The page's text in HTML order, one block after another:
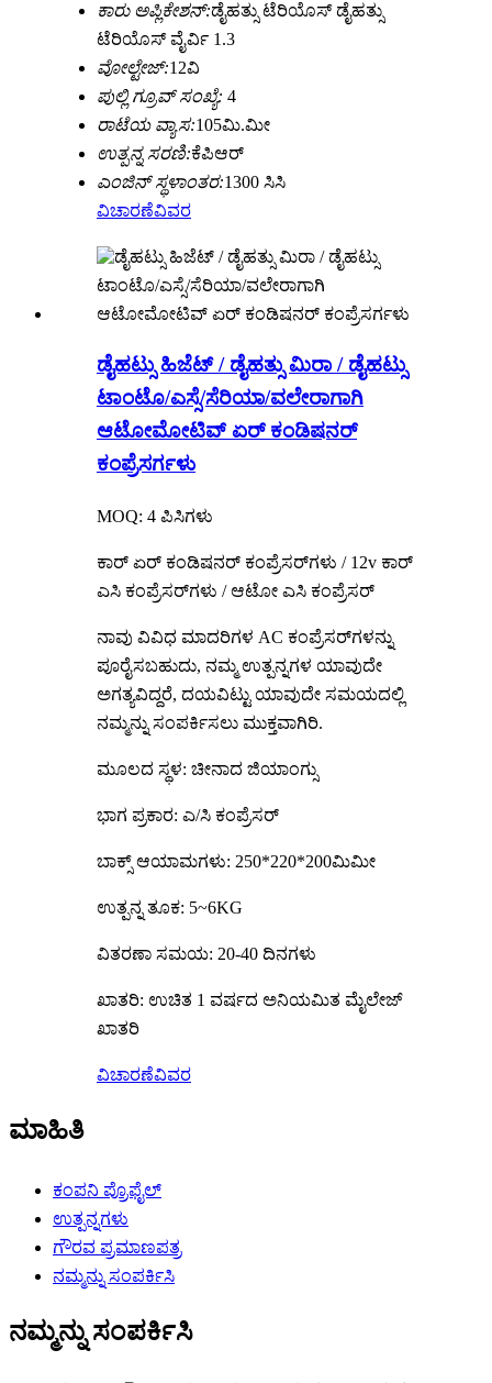
ಕಾರು ಅಪ್ಲಿಕೇಶನ್:ಡೈಹತ್ಸು ಟೆರಿಯೊಸ್ ಡೈಹತ್ಸು
ಟೆರಿಯೊಸ್ ವೈರ್ವಿ 1.3
ವೋಲ್ಟೇಜ್:12ವಿ
ಪುಲ್ಲಿ ಗ್ರೂವ್ ಸಂಖ್ಯೆ: 4
ರಾಟೆಯ ವ್ಯಾಸ:105ಮಿ.ಮೀ
ಉತ್ಪನ್ನ ಸರಣಿ:ಕೆಪಿಆರ್
ಎಂಜಿನ್ ಸ್ಥಳಾಂತರ:1300 ಸಿಸಿ
ವಿಚಾರಣೆವಿವರ
ಡೈಹಟ್ಸು ಹಿಜೆಟ್ / ಡೈಹತ್ಸು ಮಿರಾ / ಡೈಹಟ್ಸು
ಟಾಂಟೊ/ಎಸ್ಸೆ/ಸೆರಿಯಾ/ವಲೇರಾಗಾಗಿ
ಆಟೋಮೋಟಿವ್ ಏರ್ ಕಂಡಿಷನರ್
ಕಂಪ್ರೆಸರ್ಗಳು
MOQ: 4 ಪಿಸಿಗಳು
ಕಾರ್ ಏರ್ ಕಂಡಿಷನರ್ ಕಂಪ್ರೆಸರ್‌ಗಳು / 12v ಕಾರ್
ಎಸಿ ಕಂಪ್ರೆಸರ್‌ಗಳು / ಆಟೋ ಎಸಿ ಕಂಪ್ರೆಸರ್
ನಾವು ವಿವಿಧ ಮಾದರಿಗಳ AC ಕಂಪ್ರೆಸರ್‌ಗಳನ್ನು
ಪೂರೈಸಬಹುದು, ನಮ್ಮ ಉತ್ಪನ್ನಗಳ ಯಾವುದೇ
ಅಗತ್ಯವಿದ್ದರೆ, ದಯವಿಟ್ಟು ಯಾವುದೇ ಸಮಯದಲ್ಲಿ
ನಮ್ಮನ್ನು ಸಂಪರ್ಕಿಸಲು ಮುಕ್ತವಾಗಿರಿ.
ಮೂಲದ ಸ್ಥಳ: ಚೀನಾದ ಜಿಯಾಂಗ್ಸು
ಭಾಗ ಪ್ರಕಾರ: ಎ/ಸಿ ಕಂಪ್ರೆಸರ್
ಬಾಕ್ಸ್ ಆಯಾಮಗಳು: 250*220*200ಮಿಮೀ
ಉತ್ಪನ್ನ ತೂಕ: 5~6KG
ವಿತರಣಾ ಸಮಯ: 20-40 ದಿನಗಳು
ಖಾತರಿ: ಉಚಿತ 1 ವರ್ಷದ ಅನಿಯಮಿತ ಮೈಲೇಜ್
ಖಾತರಿ
ವಿಚಾರಣೆವಿವರ
ಮಾಹಿತಿ
ಕಂಪನಿ ಪ್ರೊಫೈಲ್
ಉತ್ಪನ್ನಗಳು
ಗೌರವ ಪ್ರಮಾಣಪತ್ರ
ನಮ್ಮನ್ನು ಸಂಪರ್ಕಿಸಿ
ನಮ್ಮನ್ನು ಸಂಪರ್ಕಿಸಿ